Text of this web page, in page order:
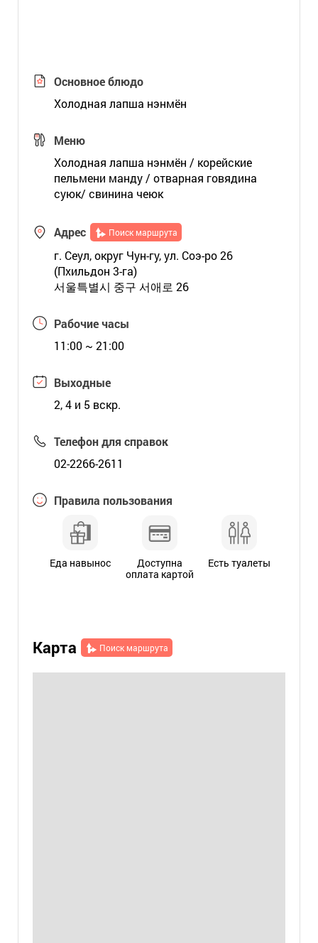
Основное блюдо
Холодная лапша нэнмён
Меню
Холодная лапша нэнмён / корейские
пельмени манду / отварная говядина
суюк/ свинина чеюк
Адрес Поиск маршрута
г. Сеул, округ Чун-гу, ул. Соэ-ро 26
(Пхильдон 3-га)
서울특별시 중구 서애로 26
Рабочие часы
11:00 ~ 21:00
Выходные
2, 4 и 5 вскр.
Телефон для справок
02-2266-2611
Правила пользования
Еда навынос
Доступна
оплата картой
Есть туалеты
Карта Поиск маршрута